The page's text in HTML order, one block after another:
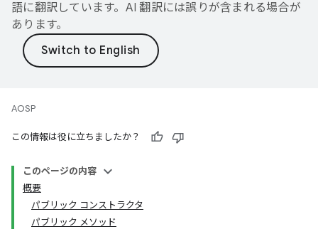
語に翻訳しています。AI 翻訳には誤りが含まれる場合が
あります。
AOSP
この情報は役に立ちましたか？
このページの内容
概要
パブリック コンストラクタ
パブリック メソッド